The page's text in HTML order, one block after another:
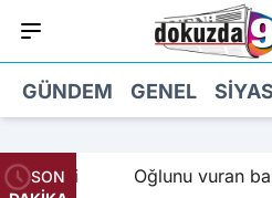
GÜNDEM GENEL
SON
Parti Oğlunu vuran